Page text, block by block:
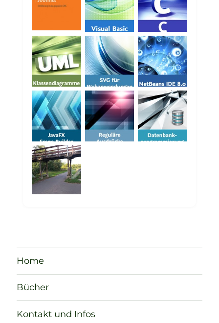
Home
Bücher
Kontakt und Infos